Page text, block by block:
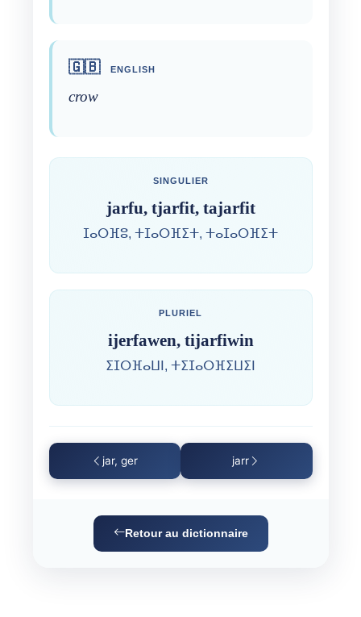
🇬🇧 ENGLISH
crow
SINGULIER
jarfu, tjarfit, tajarfit
ⵊⴰⵔⴼⵓ, ⵜⵊⴰⵔⴼⵉⵜ, ⵜⴰⵊⴰⵔⴼⵉⵜ
PLURIEL
ijerfawen, tijarfiwin
ⵉⵊⵔⴼⴰⵡⵏ, ⵜⵉⵊⴰⵔⴼⵉⵡⵉⵏ
jar, ger jarr
Retour au dictionnaire